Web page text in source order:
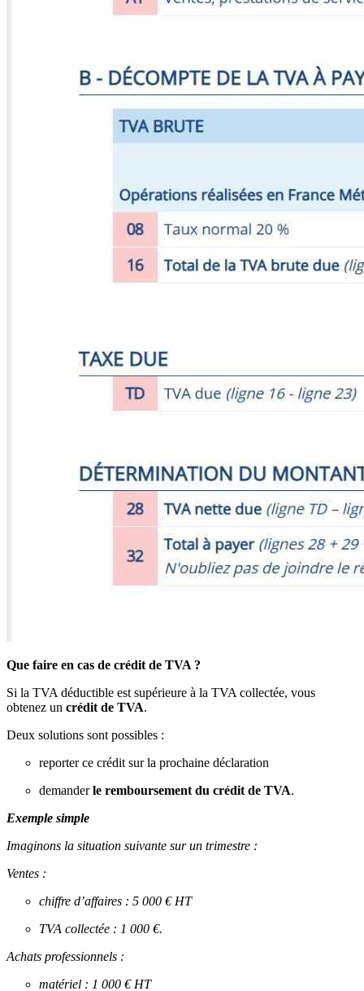
Que faire en cas de crédit de TVA ?
Si la TVA déductible est supérieure à la TVA collectée, vous
obtenez un crédit de TVA.
Deux solutions sont possibles :
reporter ce crédit sur la prochaine déclaration
demanderle remboursement du crédit de TVA.
Exemple simple
Imaginons la situation suivante sur un trimestre :
Ventes :
chiffre d’affaires : 5 000 € HT
TVA collectée : 1 000 €.
Achats professionnels :
matériel : 1 000 € HT